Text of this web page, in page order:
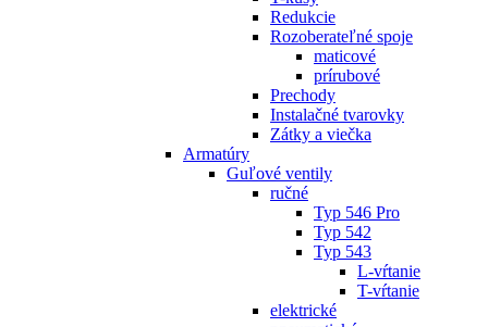
Redukcie
Rozoberateľné spoje
maticové
prírubové
Prechody
Instalačné tvarovky
Zátky a viečka
Armatúry
Guľové ventily
ručné
Typ 546 Pro
Typ 542
Typ 543
L-vŕtanie
T-vŕtanie
elektrické